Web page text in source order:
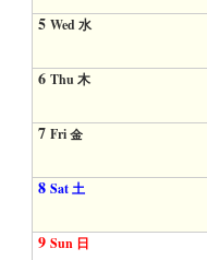
5 Wed 水
6 Thu 木
7 Fri 金
8 Sat 土
9 Sun 日